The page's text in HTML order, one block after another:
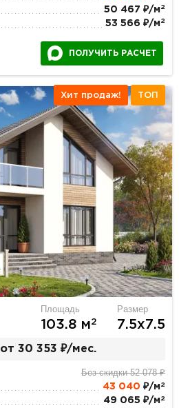
50 467 ₽/м 2
53 566 ₽/м 2
ПОЛУЧИТЬ РАСЧЕТ
Хит продаж! ТОП
Площадь
103.8 м2
Размер
7.5х7.5
от 30 353 ₽/мес.
Без скидки 52 078 ₽
43 040 ₽/м 2
49 065 ₽/м 2